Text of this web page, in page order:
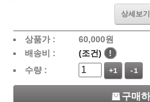
상세보기
상품가 : 60,000원
배송비 :
(조건)
!
수량 :
+1 -1
구매하